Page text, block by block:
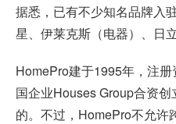
据悉，已有不少知名品牌入
星、伊莱克斯（电器）、日立
HomePro建于1995年，注
国企业Houses Group合资
的。不过，HomePro不允许